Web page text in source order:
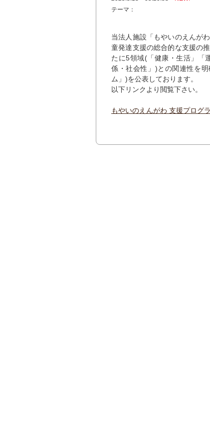
テーマ：
当法人施設「もやいのえんが
童発達支援の総合的な支援の
たに5領域(「健康・生活」「
係・社会性」)との関連性を
ム」)を公表しております。
以下リンクより閲覧下さい。
もやいのえんがわ 支援プログ